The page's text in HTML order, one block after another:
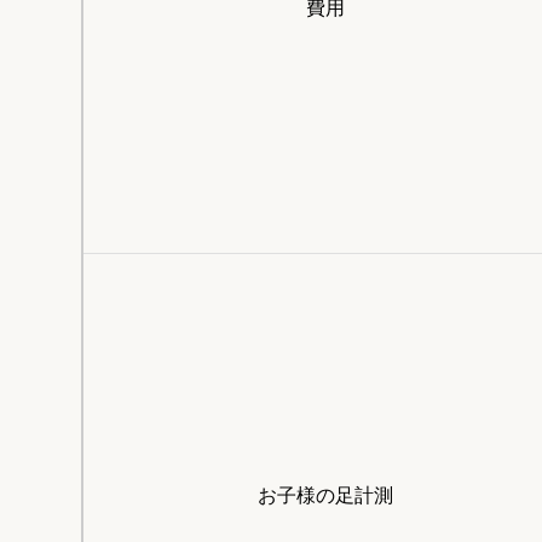
費用
お子様の足計測